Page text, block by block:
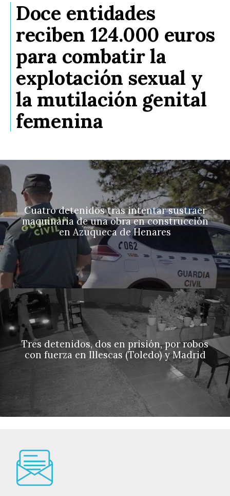
Doce entidades
reciben 124.000 euros
para combatir la
explotación sexual y
la mutilación genital
femenina
Cuatro detenidos tras intentar sustraer
maquinaria de una obra en construcción
en Azuqueca de Henares
Tres detenidos, dos en prisión, por robos
con fuerza en Illescas (Toledo) y Madrid